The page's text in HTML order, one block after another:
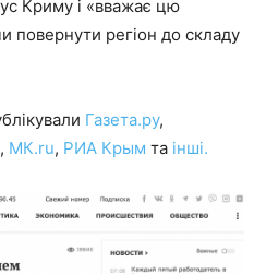
Криму і «вважає цю
повернути регіон до складу
Газета.ру,
, MК.ru, РИА Крым та інші.